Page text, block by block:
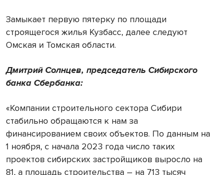
Замыкает первую пятерку по площади
строящегося жилья Кузбасс, далее следуют
Омская и Томская области.
Дмитрий Солнцев, председатель Сибирского
банка Сбербанка:
«Компании строительного сектора Сибири
стабильно обращаются к нам за
финансированием своих объектов. По данным на
1 ноября, с начала 2023 года число таких
проектов сибирских застройщиков выросло на
81, а площадь строительства – на 713 тысяч